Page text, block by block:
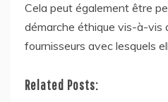
Cela peut également être
démarche éthique vis-à-vis
fournisseurs avec lesquels
Related Posts: